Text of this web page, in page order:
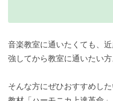
音楽教室に通いたくても、
強してから教室に通いたい方
そんな方にぜひおすすめし